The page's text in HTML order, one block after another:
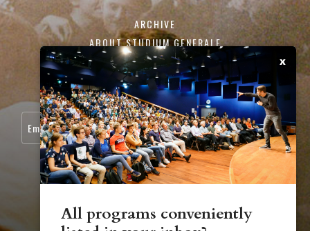
ARCHIVE
ABOUT STUDIUM GENERALE
CONTACT
SIGN UP FOR OUR NEWSLETTER:
All programs conveniently
x